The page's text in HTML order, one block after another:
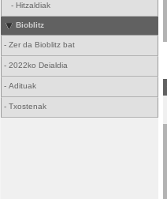
- Hitzaldiak
Bioblitz
- Zer da Bioblitz bat
- 2022ko Deialdia
- Adituak
- Txostenak